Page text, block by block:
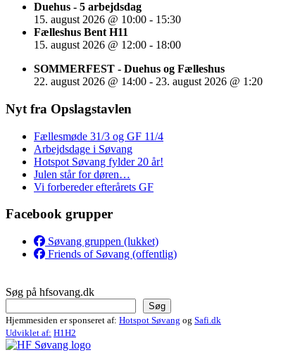
Duehus - 5 arbejdsdag
15. august 2026 @ 10:00 - 15:30
Fælleshus Bent H11
15. august 2026 @ 12:00 - 18:00
SOMMERFEST - Duehus og Fælleshus
22. august 2026 @ 14:00 - 23. august 2026 @ 1:20
Nyt fra Opslagstavlen
Fællesmøde 31/3 og GF 11/4
Arbejdsdage i Søvang
Hotspot Søvang fylder 20 år!
Julen står for døren…
Vi forbereder efterårets GF
Facebook grupper
Søvang gruppen (lukket)
Friends of Søvang (offentlig)
Søg på hfsovang.dk
Søg
Hjemmesiden er sponseret af: Hotspot Søvang og Safi.dk
Udviklet af: H1H2